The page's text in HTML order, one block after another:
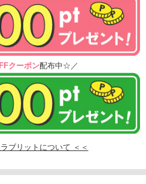
クーポン配布中☆／
ブリットについて ＜＜